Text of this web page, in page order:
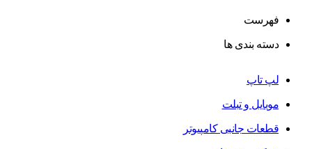
فهرست
دسته بندی ها
لپ تاپ
موبایل و تبلت
قطعات جانبی کامپیوتر